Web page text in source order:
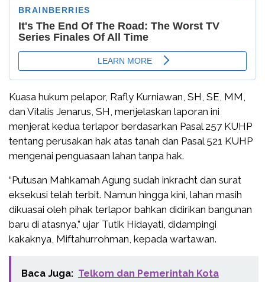
Kuasa hukum pelapor, Rafly Kurniawan, SH, SE, MM,
dan Vitalis Jenarus, SH, menjelaskan laporan ini
menjerat kedua terlapor berdasarkan Pasal 257 KUHP
tentang perusakan hak atas tanah dan Pasal 521 KUHP
mengenai penguasaan lahan tanpa hak.
“Putusan Mahkamah Agung sudah inkracht dan surat
eksekusi telah terbit. Namun hingga kini, lahan masih
dikuasai oleh pihak terlapor bahkan didirikan bangunan
baru di atasnya,” ujar Tutik Hidayati, didampingi
kakaknya, Miftahurrohman, kepada wartawan.
Baca Juga: Telkom dan Pemerintah Kota